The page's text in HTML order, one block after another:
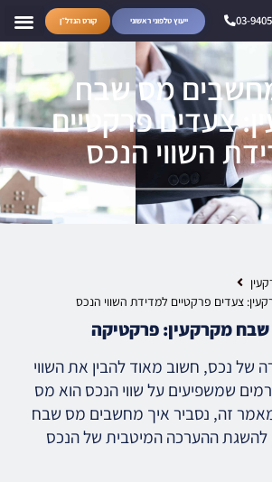
03- ייעוץ טלפוני ראשוני קורס הנדל״ן
מס שבח
צעדים פרקטיים
השווי הנכס
צעדים פרקטיים למדידת השווי הנכס
מקרקעין: פרקטיקה
של נכס, חשוב מאוד להבין את השווי
שמשפיעים על שווי הנכס הוא מס
זה, נסביר איך מחשבים מס שבח
להשגת ההערכה המיטבית של הנכס